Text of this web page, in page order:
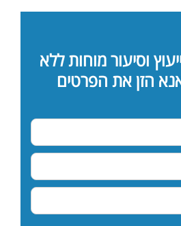
וסיעור מוחות ללא
הזן את הפרטים